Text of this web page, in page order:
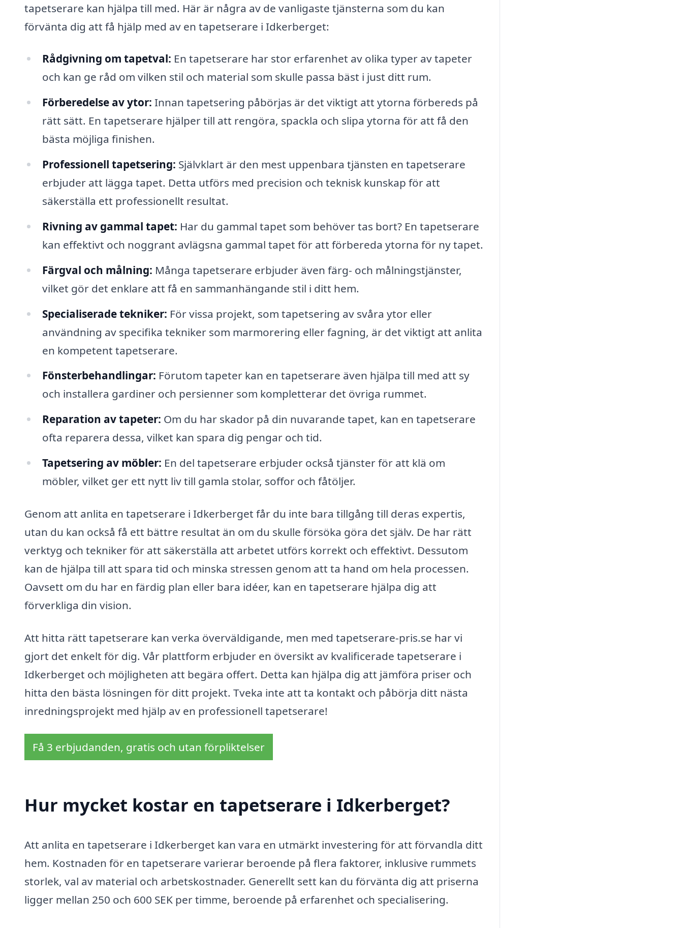
tapetserare kan hjälpa till med. Här är några av de vanligaste tjänsterna som du kan
förvänta dig att få hjälp med av en tapetserare i Idkerberget:
Rådgivning om tapetval: En tapetserare har stor erfarenhet av olika typer av tapeter
och kan ge råd om vilken stil och material som skulle passa bäst i just ditt rum.
Förberedelse av ytor: Innan tapetsering påbörjas är det viktigt att ytorna förbereds på
rätt sätt. En tapetserare hjälper till att rengöra, spackla och slipa ytorna för att få den
bästa möjliga finishen.
Professionell tapetsering: Självklart är den mest uppenbara tjänsten en tapetserare
erbjuder att lägga tapet. Detta utförs med precision och teknisk kunskap för att
säkerställa ett professionellt resultat.
Rivning av gammal tapet: Har du gammal tapet som behöver tas bort? En tapetserare
kan effektivt och noggrant avlägsna gammal tapet för att förbereda ytorna för ny tapet.
Färgval och målning: Många tapetserare erbjuder även färg- och målningstjänster,
vilket gör det enklare att få en sammanhängande stil i ditt hem.
Specialiserade tekniker: För vissa projekt, som tapetsering av svåra ytor eller
användning av specifika tekniker som marmorering eller fagning, är det viktigt att anlita
en kompetent tapetserare.
Fönsterbehandlingar: Förutom tapeter kan en tapetserare även hjälpa till med att sy
och installera gardiner och persienner som kompletterar det övriga rummet.
Reparation av tapeter: Om du har skador på din nuvarande tapet, kan en tapetserare
ofta reparera dessa, vilket kan spara dig pengar och tid.
Tapetsering av möbler: En del tapetserare erbjuder också tjänster för att klä om
möbler, vilket ger ett nytt liv till gamla stolar, soffor och fåtöljer.
Genom att anlita en tapetserare i Idkerberget får du inte bara tillgång till deras expertis,
utan du kan också få ett bättre resultat än om du skulle försöka göra det själv. De har rätt
verktyg och tekniker för att säkerställa att arbetet utförs korrekt och effektivt. Dessutom
kan de hjälpa till att spara tid och minska stressen genom att ta hand om hela processen.
Oavsett om du har en färdig plan eller bara idéer, kan en tapetserare hjälpa dig att
förverkliga din vision.
Att hitta rätt tapetserare kan verka överväldigande, men med tapetserare-pris.se har vi
gjort det enkelt för dig. Vår plattform erbjuder en översikt av kvalificerade tapetserare i
Idkerberget och möjligheten att begära offert. Detta kan hjälpa dig att jämföra priser och
hitta den bästa lösningen för ditt projekt. Tveka inte att ta kontakt och påbörja ditt nästa
inredningsprojekt med hjälp av en professionell tapetserare!
Få 3 erbjudanden, gratis och utan förpliktelser
Hur mycket kostar en tapetserare i Idkerberget?
Att anlita en tapetserare i Idkerberget kan vara en utmärkt investering för att förvandla ditt
hem. Kostnaden för en tapetserare varierar beroende på flera faktorer, inklusive rummets
storlek, val av material och arbetskostnader. Generellt sett kan du förvänta dig att priserna
ligger mellan 250 och 600 SEK per timme, beroende på erfarenhet och specialisering.